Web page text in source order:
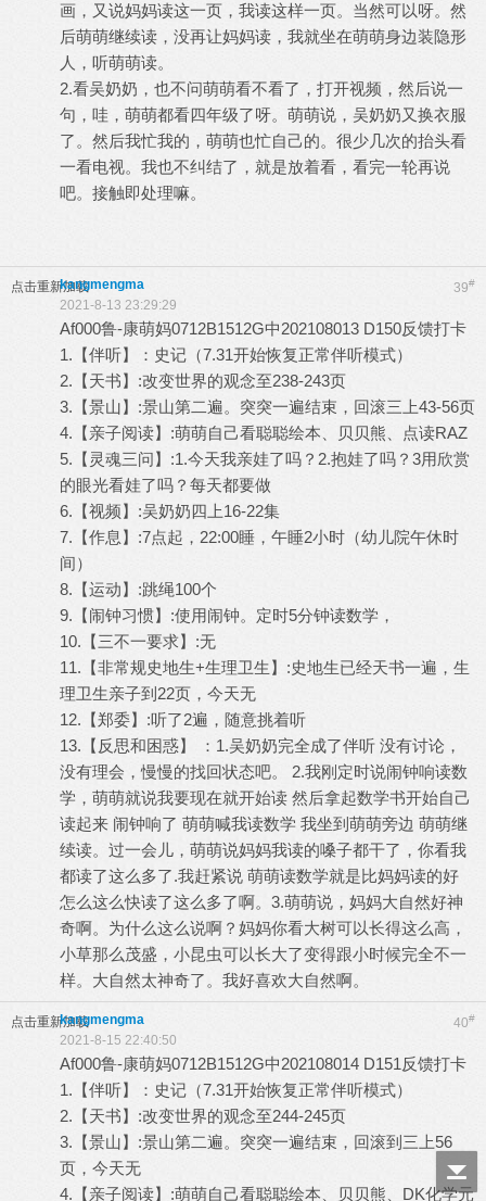
画，又说妈妈读这一页，我读这样一页。当然可以呀。然
后萌萌继续读，没再让妈妈读，我就坐在萌萌身边装隐形
人，听萌萌读。
2.看吴奶奶，也不问萌萌看不看了，打开视频，然后说一
句，哇，萌萌都看四年级了呀。萌萌说，吴奶奶又换衣服
了。然后我忙我的，萌萌也忙自己的。很少几次的抬头看
一看电视。我也不纠结了，就是放着看，看完一轮再说
吧。接触即处理嘛。
点击重新加载 39#
kangmengma
2021-8-13 23:29:29
Af000鲁-康萌妈0712B1512G中202108013 D150反馈打卡
1.【伴听】：史记（7.31开始恢复正常伴听模式）
2.【天书】:改变世界的观念至238-243页
3.【景山】:景山第二遍。突突一遍结束，回滚三上43-56页
4.【亲子阅读】:萌萌自己看聪聪绘本、贝贝熊、点读RAZ
5.【灵魂三问】:1.今天我亲娃了吗？2.抱娃了吗？3用欣赏
的眼光看娃了吗？每天都要做
6.【视频】:吴奶奶四上16-22集
7.【作息】:7点起，22:00睡，午睡2小时（幼儿院午休时
间）
8.【运动】:跳绳100个
9.【闹钟习惯】:使用闹钟。定时5分钟读数学，
10.【三不一要求】:无
11.【非常规史地生+生理卫生】:史地生已经天书一遍，生
理卫生亲子到22页，今天无
12.【郑委】:听了2遍，随意挑着听
13.【反思和困惑】 ：1.吴奶奶完全成了伴听 没有讨论，
没有理会，慢慢的找回状态吧。 2.我刚定时说闹钟响读数
学，萌萌就说我要现在就开始读 然后拿起数学书开始自己
读起来 闹钟响了 萌萌喊我读数学 我坐到萌萌旁边 萌萌继
续读。过一会儿，萌萌说妈妈我读的嗓子都干了，你看我
都读了这么多了.我赶紧说 萌萌读数学就是比妈妈读的好
怎么这么快读了这么多了啊。3.萌萌说，妈妈大自然好神
奇啊。为什么这么说啊？妈妈你看大树可以长得这么高，
小草那么茂盛，小昆虫可以长大了变得跟小时候完全不一
样。大自然太神奇了。我好喜欢大自然啊。
点击重新加载 40#
kangmengma
2021-8-15 22:40:50
Af000鲁-康萌妈0712B1512G中202108014 D151反馈打卡
1.【伴听】：史记（7.31开始恢复正常伴听模式）
2.【天书】:改变世界的观念至244-245页
3.【景山】:景山第二遍。突突一遍结束，回滚到三上56
页，今天无
4.【亲子阅读】:萌萌自己看聪聪绘本、贝贝熊、DK化学元